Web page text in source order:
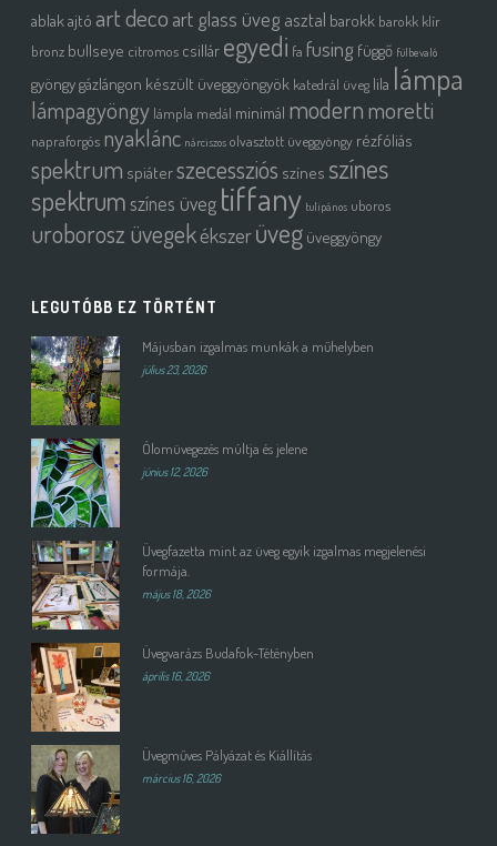
ablak ajtó art deco art glass üvegasztal barokk barokk klír
bronz bullseye citromos csillár egyedi fa fusing függő fülbevaló
gyöngygázlángon készült üveggyöngyök katedrál üveg lila lámpa
lámpagyöngy lámpla medál minimál modernmoretti
napraforgós nyaklánc nárciszos olvasztott üveggyöngy rézfóliás
spektrum spiáterszecessziós színes színes
spektrumszínes üveg tiffany tulipános uboros
uroborosz üvegekékszerüveg üveggyöngy
LEGUTÓBB EZ TÖRTÉNT
Májusban izgalmas munkák a műhelyben
július 23, 2026
Ólomüvegezés múltja és jelene
június 12, 2026
Üvegfazetta mint az üveg egyik izgalmas megjelenési
formája.
május 18, 2026
Üvegvarázs Budafok-Tétényben
április 16, 2026
Üvegműves Pályázat és Kiállítás
március 16, 2026